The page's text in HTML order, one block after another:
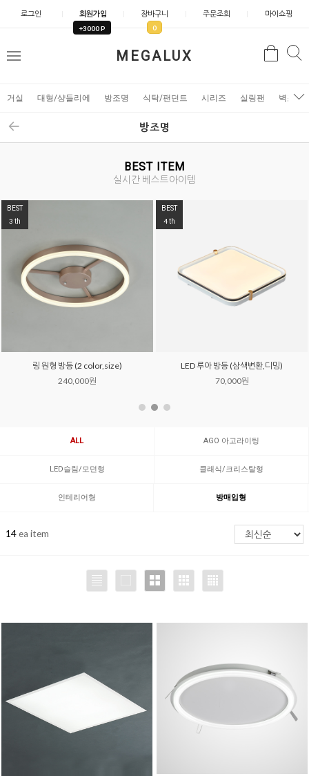
로그인 회원가입
+3000 P
장바구니
0
주문조회 마이쇼핑
MEGALUX
메
검
거실 대형/샹들리에 방조명 식탁/팬던트 시리즈 실링팬 벽조명
방조명
BEST ITEM
실시간 베스트아이템
BEST
th
링 원형 방등 (2 color,size)
240,000원
BEST
th
LED 루아 방등 (삼색변환,디밍)
70,000원
ALL AGO 아고라이팅
LED슬림/모던형 클래식/크리스탈형
인테리어형 방매입형
14ea item